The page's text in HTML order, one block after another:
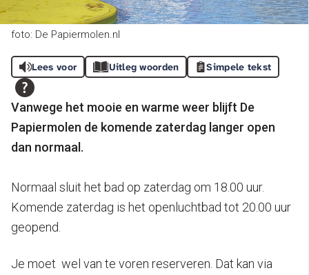
foto: De Papiermolen.nl
Lees voor Uitleg woorden Simpele tekst
Vanwege het mooie en warme weer blijft De
Papiermolen de komende zaterdag langer open
dan normaal.
Normaal sluit het bad op zaterdag om 18.00 uur.
Komende zaterdag is het openluchtbad tot 20.00 uur
geopend.
Je moet wel van te voren reserveren. Dat kan via